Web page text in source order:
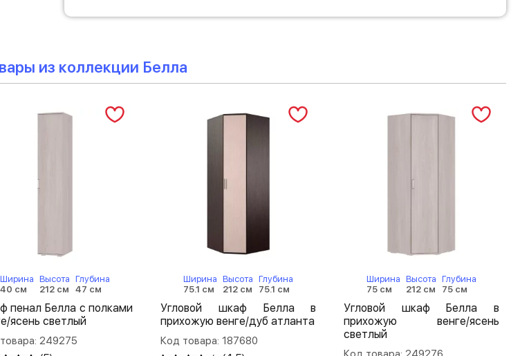
из коллекции Белла
Ширина
40 см
Высота
212 см
Глубина
47 см
пенал Белла с полками
ясень светлый
249275
Ширина
75.1 см
Высота
212 см
Глубина
75.1 см
Угловой шкаф Белла в
прихожую венге/дуб атланта
Код товара: 187680
Ширина
75 см
Высота
212 см
Глубина
75 см
Угловой шкаф Белла в
прихожую венге/ясень
светлый